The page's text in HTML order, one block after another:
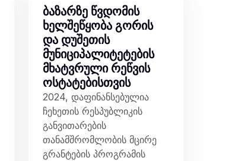
ბაზარზე წვდომის
ხელშეწყობა გორის
და დუშეთის
მუნიციპალიტეტების
მხატვრული რეწვის
ოსტატებისთვის
2024, დაფინანსებულია
ჩეხეთის რესპუბლიკის
განვითარების
თანამშრომლობის მცირე
გრანტების პროგრამის